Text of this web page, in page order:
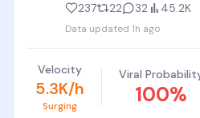
Bigtable 撐起 Google 的
時代；後來的 TensorFlow
工程師圈甚至流傳一整套
的一句是：編譯器從來不
Dean 警告編譯器。
市場真正怕的，是走的不
237 22 32 45.2K
Data updated 1h ago
Velocity
5.3K/h
Surging
Viral
100%